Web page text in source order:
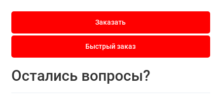
Заказать
Быстрый заказ
Остались вопросы?